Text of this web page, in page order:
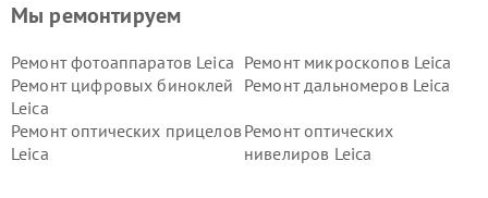
Мы ремонтируем
Ремонт фотоаппаратов Leica Ремонт микроскопов Leica
Ремонт цифровых биноклей
Leica
Ремонт дальномеров Leica
Ремонт оптических прицелов
Leica
Ремонт оптических
нивелиров Leica